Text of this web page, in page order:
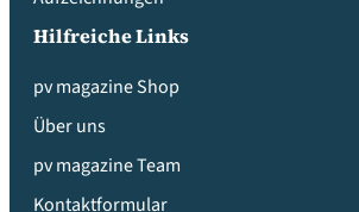
Hilfreiche Links
pv magazine Shop
Über uns
pv magazine Team
Kontaktformular